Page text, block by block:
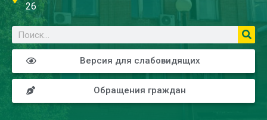
26
Версия для слабовидящих
Обращения граждан